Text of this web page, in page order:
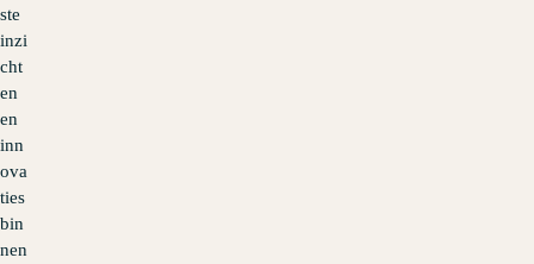
ste
inzi
cht
en
en
inn
ova
ties
bin
nen